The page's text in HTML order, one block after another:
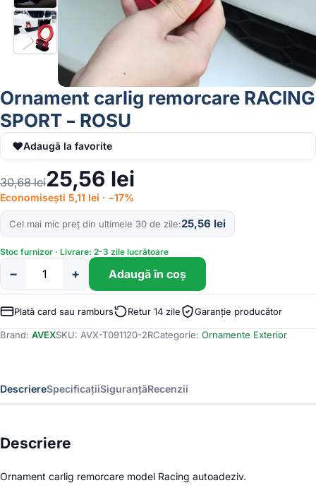
Ornament carlig remorcare RACING
SPORT – ROSU
♥Adaugă la favorite
30,68lei25,56 lei
Economisești 5,11 lei · −17%
Cel mai mic preț din ultimele 30 de zile 25,56 lei
Stoc furnizor · Livrare: 2-3 zile lucrătoare
Cantitate
Ornament
carlig
RACING
− + Adaugă în coș
Plată card sau ramburs Retur 14 zile Garanție producător
Brand: AVEXSKU: AVX-T091120-2RCategorie: Ornamente Exterior
DescriereSpecificațiiSiguranțăRecenzii
Descriere
Ornament carlig remorcare model Racing autoadeziv.